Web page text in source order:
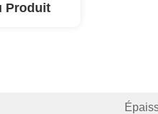
Produit